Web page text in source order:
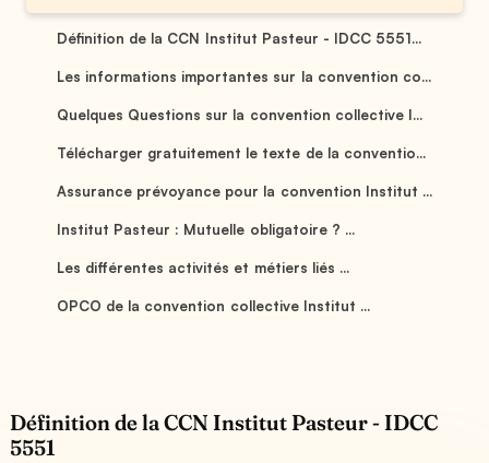
Définition de la CCN Institut Pasteur - IDCC 5551...
Les informations importantes sur la convention co...
Quelques Questions sur la convention collective I...
Télécharger gratuitement le texte de la conventio...
Assurance prévoyance pour la convention Institut ...
Institut Pasteur : Mutuelle obligatoire ? ...
Les différentes activités et métiers liés ...
OPCO de la convention collective Institut ...
Définition de la CCN Institut Pasteur - IDCC
5551